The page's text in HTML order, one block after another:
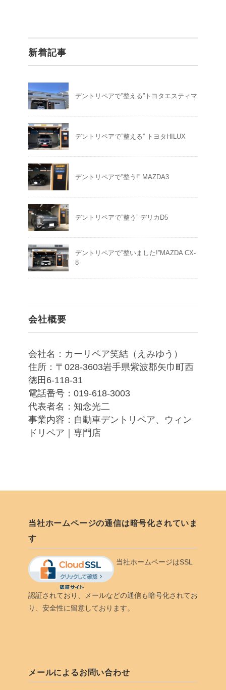
新着記事
デントリペアで”整える”トヨタエスティマ
デントリペアで”整える” トヨタHILUX
デントリペアで”整う!” MAZDA3
デントリペアで”整う” デリカD5
デントリペアで”整いました!”MAZDA CX-
8
会社概要
会社名：カーリペア笑結（えみゆう）
住所：〒028-3603岩手県紫波郡矢巾町西
徳田6-118-31
電話番号：019-618-3003
代表者名：知念光二
事業内容：自動車デントリペア、ウィン
ドリペア｜専門店
当社ホームページの通信は暗号化されていま
す
当社ホームページはSSL
認証されており、メールなどの通信も暗号化されてお
り、安全性に留意しております。
メールによるお問い合わせ